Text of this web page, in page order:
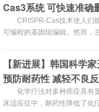
Cas3系统 可快速准确
效率近100%
CRISPR-Cas技术使人们
可编程的基因组编辑。然而，
规模DNA片段进行删除。
【新进展】韩国科学
预防耐药性 减轻不良
化学疗法对多种癌症具有
床适应症中，耐药性降低了化